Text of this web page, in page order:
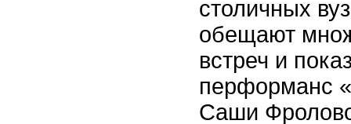
столичных
обещают
встреч и
перформанс
Саши